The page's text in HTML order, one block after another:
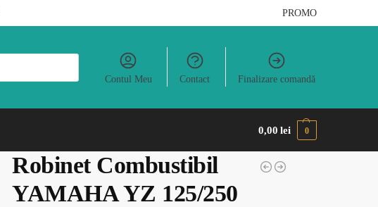
PROMO
Contul Meu Contact Finalizare comandă
0,00lei 0
Robinet Combustibil
YAMAHA YZ 125/250